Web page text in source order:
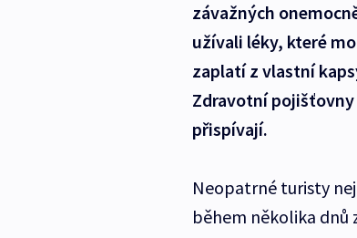
závažných
užívali léky, které
zaplatí z vlastní
Zdravotní
přispívají.
Neopatrné turisty
během několika dnů